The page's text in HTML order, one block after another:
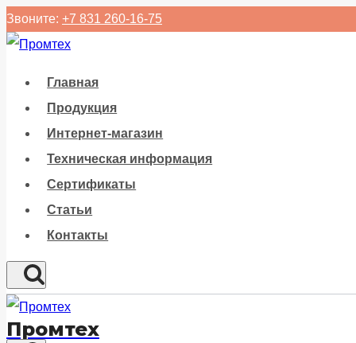
Перейти
к
Звоните: +7 831 260-16-75
Главная
Продукция
Интернет-магазин
Техническая информация
Сертификаты
Статьи
Контакты
Промтех